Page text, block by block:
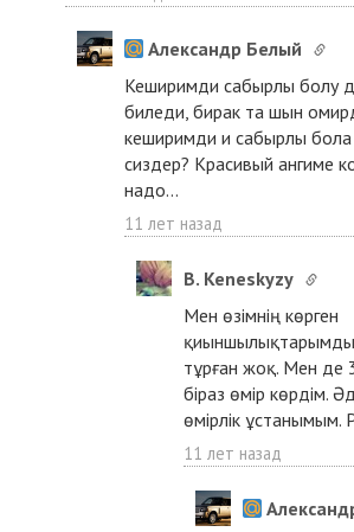
Александр Белый
Кеширимди сабырлы болу
биледи, бирак та шын
кеширимди и сабырлы бола
сиздер? Красивый ангиме
надо...
11 лет назад
B. Keneskyzy
Мен өзімнің көрген
қиыншылықтарымды
тұрған жоқ. Мен де
біраз өмір көрдім.
өмірлік ұстанымым.
11 лет назад